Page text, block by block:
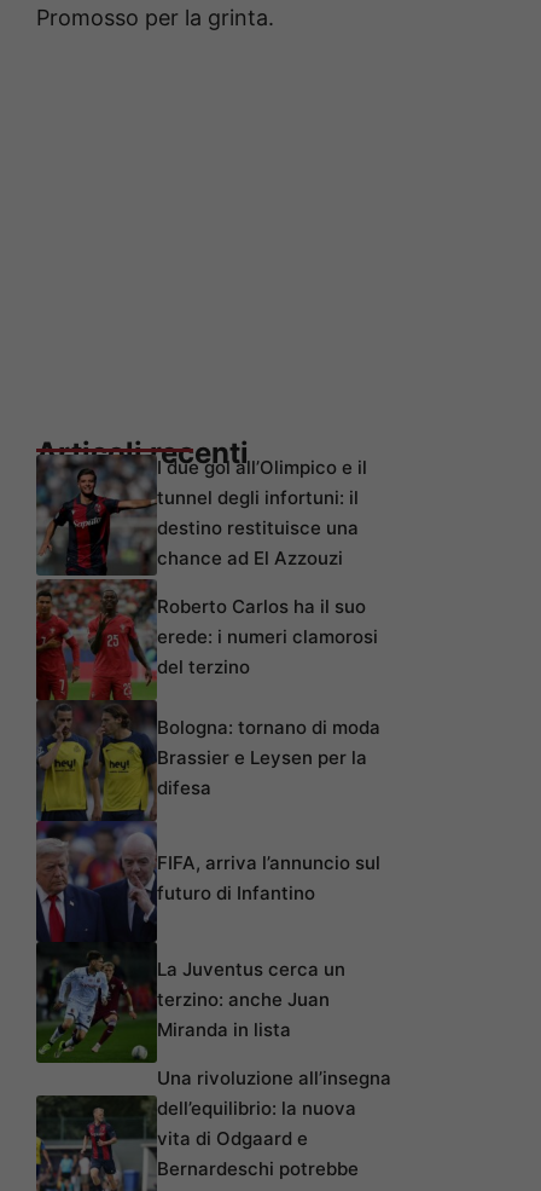
Promosso per la grinta.
Articoli recentiI due gol all’Olimpico e il
tunnel degli infortuni: il
destino restituisce una
chance ad El Azzouzi
Roberto Carlos ha il suo
erede: i numeri clamorosi
del terzino
Bologna: tornano di moda
Brassier e Leysen per la
difesa
FIFA, arriva l’annuncio sul
futuro di Infantino
La Juventus cerca un
terzino: anche Juan
Miranda in lista
Una rivoluzione all’insegna
dell’equilibrio: la nuova
vita di Odgaard e
Bernardeschi potrebbe